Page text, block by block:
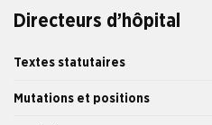
Directeurs d’hôpital
Textes statutaires
Mutations et positions